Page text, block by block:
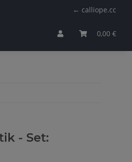
← calliope.cc
0,00 €
- Set: